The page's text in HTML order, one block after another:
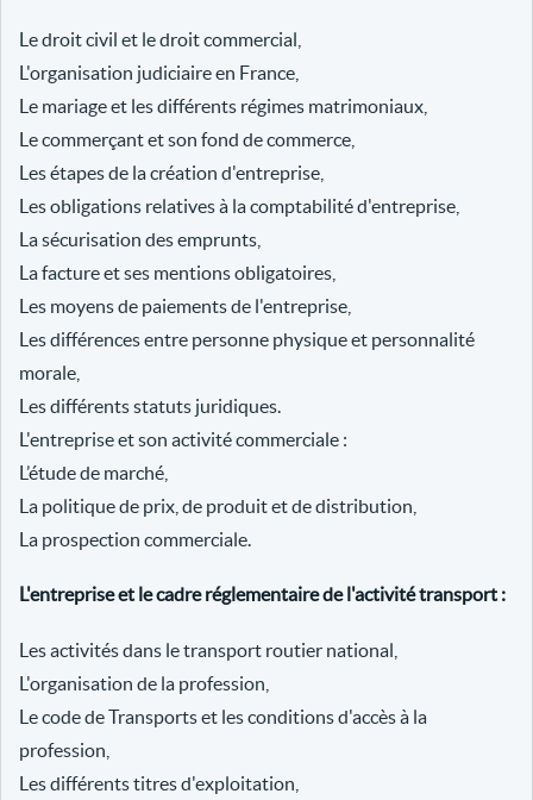
Le droit civil et le droit commercial,
L'organisation judiciaire en France,
Le mariage et les différents régimes matrimoniaux,
Le commerçant et son fond de commerce,
Les étapes de la création d'entreprise,
Les obligations relatives à la comptabilité d'entreprise,
La sécurisation des emprunts,
La facture et ses mentions obligatoires,
Les moyens de paiements de l'entreprise,
Les différences entre personne physique et personnalité
morale,
Les différents statuts juridiques.
L'entreprise et son activité commerciale :
L’étude de marché,
La politique de prix, de produit et de distribution,
La prospection commerciale.
L'entreprise et le cadre réglementaire de l'activité transport :
Les activités dans le transport routier national,
L'organisation de la profession,
Le code de Transports et les conditions d'accès à la
profession,
Les différents titres d'exploitation,